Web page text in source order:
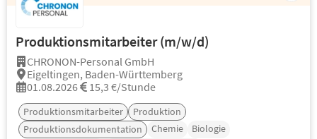
Produktionsmitarbeiter (m/w/d)
CHRONON-Personal GmbH
Eigeltingen, Baden-Württemberg
01.08.2026
15,3 €/Stunde
Produktionsmitarbeiter
Produktion
Produktionsdokumentation
Chemie
Biologie